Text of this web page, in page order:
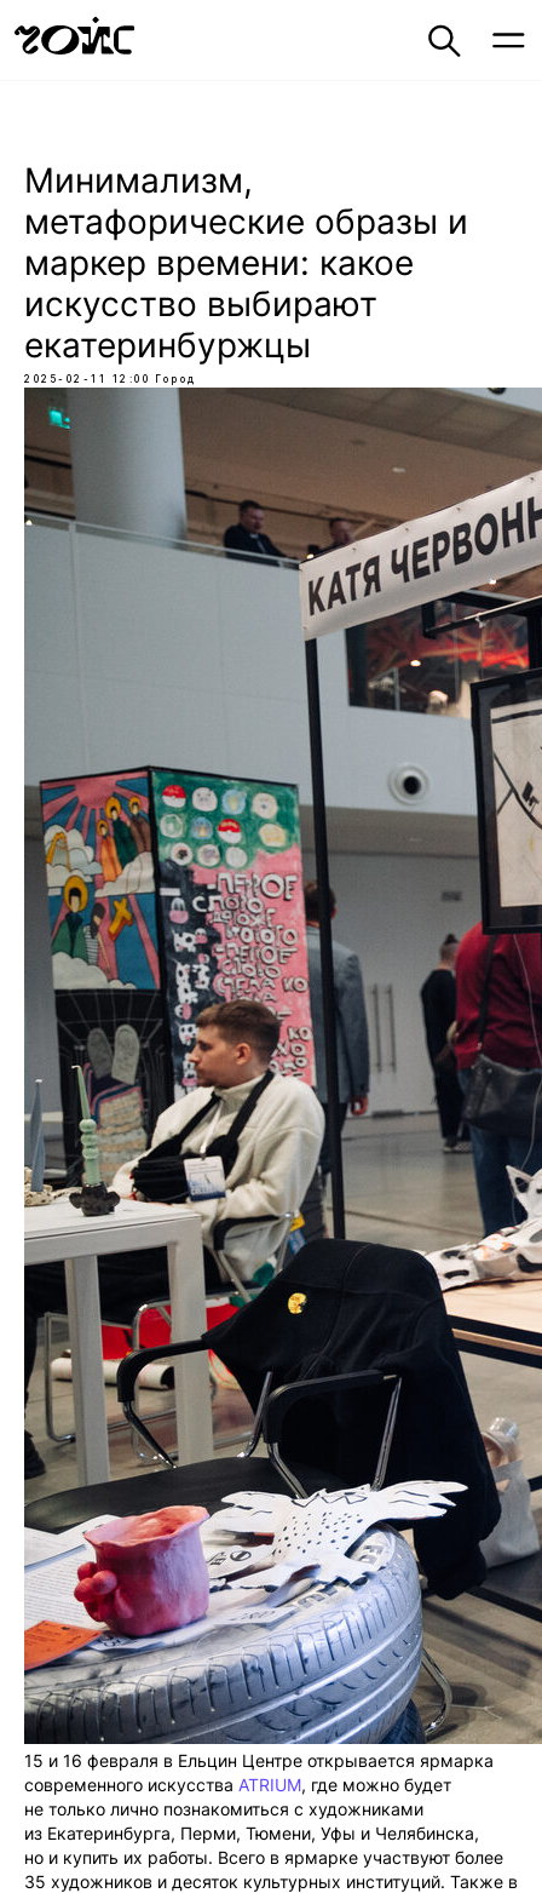
Минимализм,
метафорические образы и
маркер времени: какое
искусство выбирают
екатеринбуржцы
2025-02-11 12:00 Город
15 и 16 февраля в Ельцин Центре открывается ярмарка
современного искусства ATRIUM, где можно будет
не только лично познакомиться с художниками
из Екатеринбурга, Перми, Тюмени, Уфы и Челябинска,
но и купить их работы. Всего в ярмарке участвуют более
35 художников и десяток культурных институций. Также в